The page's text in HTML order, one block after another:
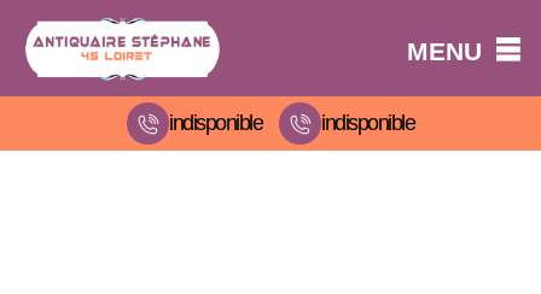
MENU
indisponible indisponible